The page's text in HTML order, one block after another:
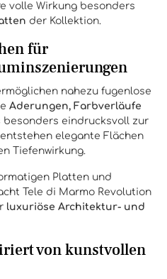
volle Wirkung besonders
der Kollektion.
für
nahezu fugenlose
Aderungen, Farbverläufe
besonders eindrucksvoll zur
elegante Flächen
Tiefenwirkung.
Platten und
Tele di Marmo Revolution
luxuriöse Architektur- und
von kunstvollen